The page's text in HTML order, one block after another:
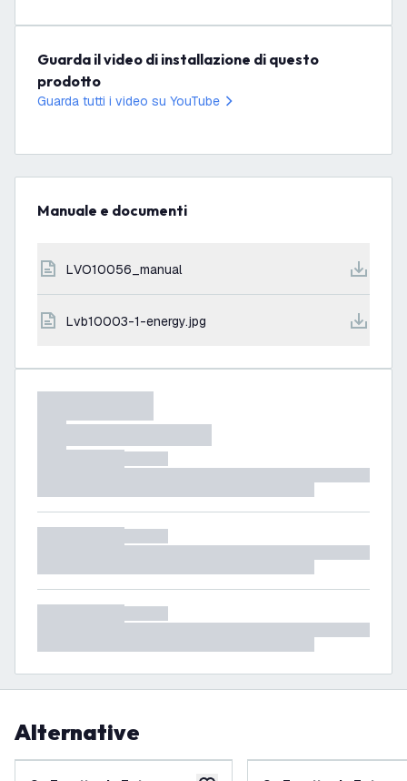
Guarda il video di installazione di questo
prodotto
Guarda tutti i video su YouTube
Manuale e documenti
LVO10056_manual
lvb10003-1-energy.jpg
Alternative